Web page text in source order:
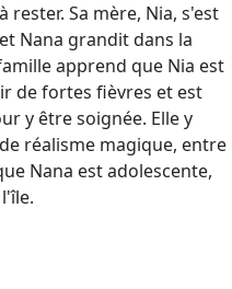
Sa mère, Nia, s'est
Nana grandit dans la
apprend que Nia est
de fortes fièvres et est
y être soignée. Elle y
réalisme magique, entre
Nana est adolescente,